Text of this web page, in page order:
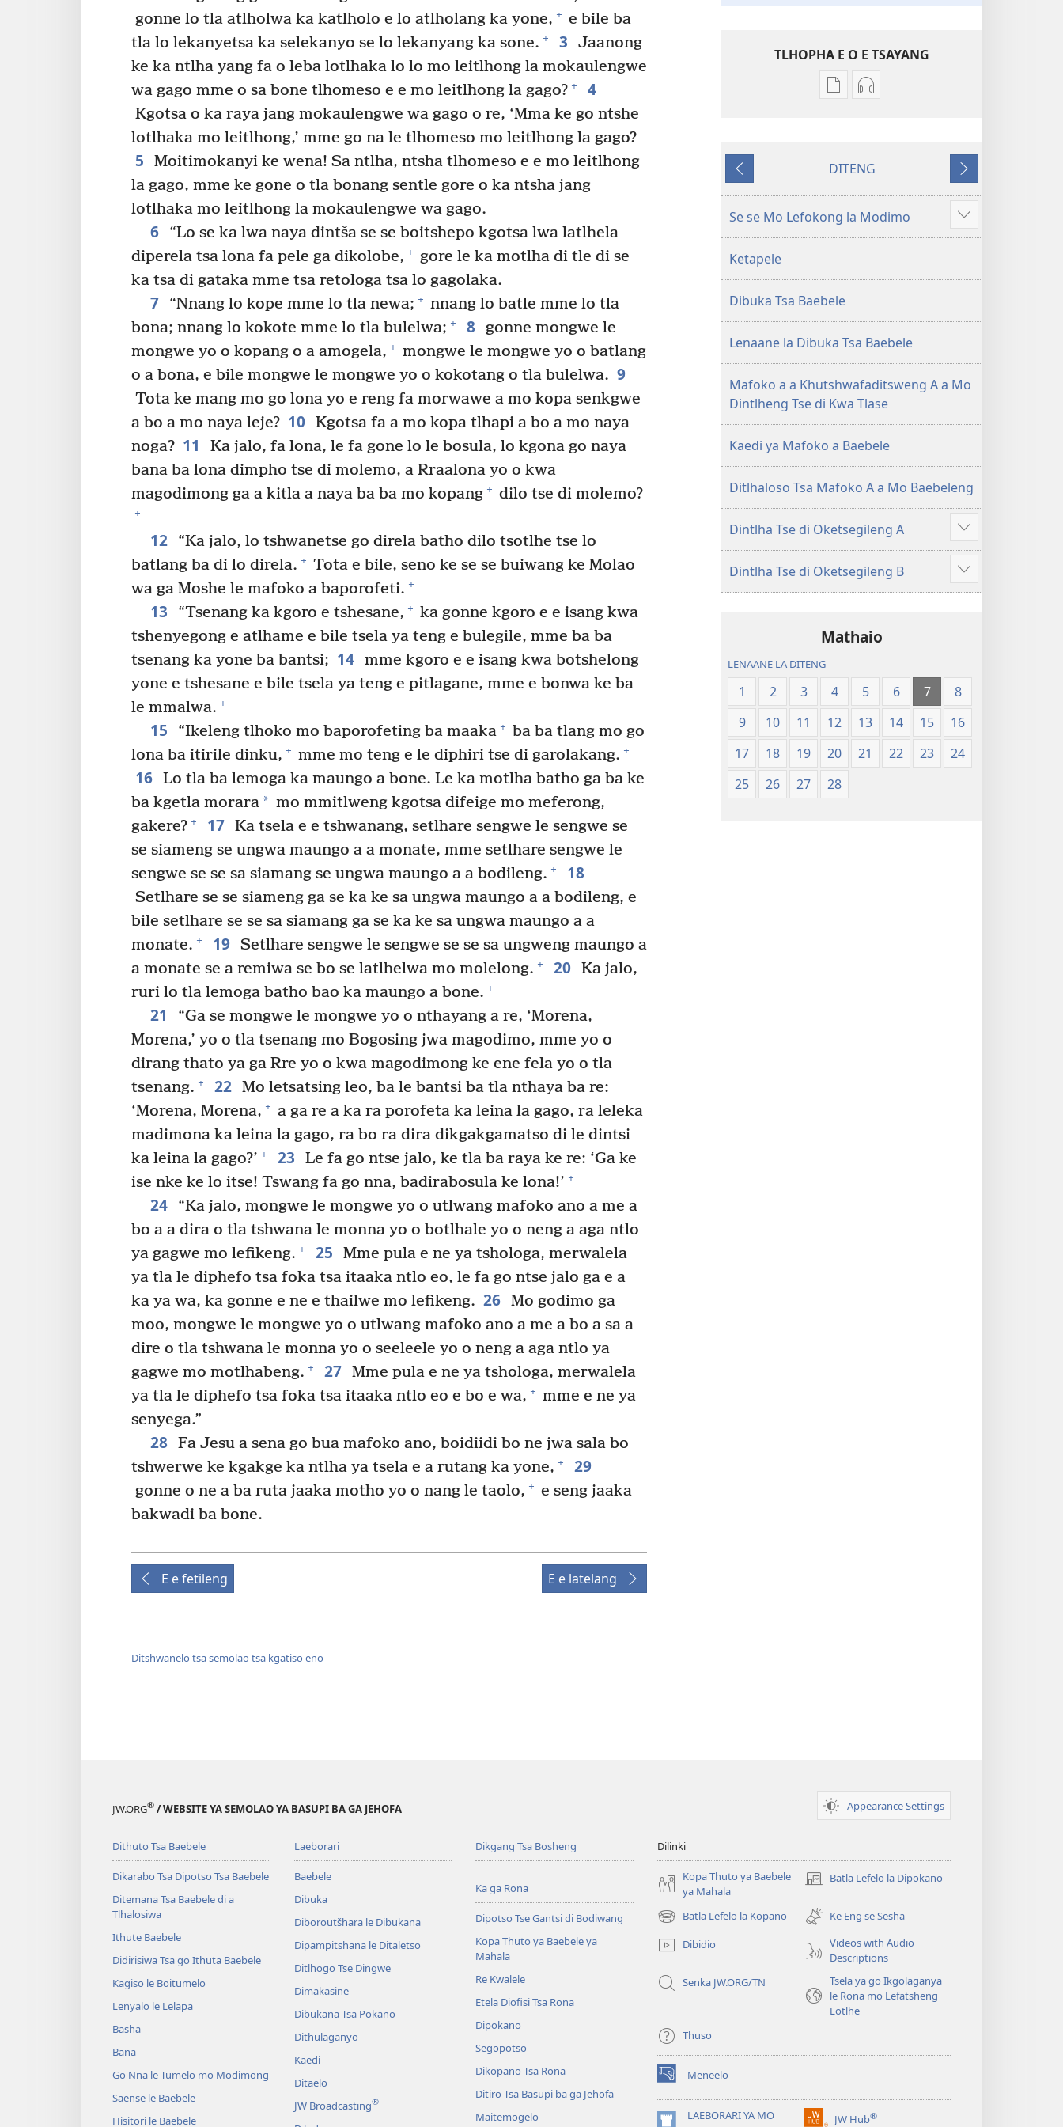
gonne lo tla atlholwa ka katlholo e lo atlholang ka yone, + e bile ba
tla lo lekanyetsa ka selekanyo se lo lekanyang ka sone. + 3
Jaanong
ke ka ntlha yang fa o leba lotlhaka lo lo mo leitlhong la mokaulengwe
wa gago mme o sa bone tlhomeso e e mo leitlhong la gago? + 4
Kgotsa o ka raya jang mokaulengwe wa gago o re, ‘Mma ke go ntshe
lotlhaka mo leitlhong,’ mme go na le tlhomeso mo leitlhong la gago?
5
Moitimokanyi ke wena! Sa ntlha, ntsha tlhomeso e e mo leitlhong
la gago, mme ke gone o tla bonang sentle gore o ka ntsha jang
lotlhaka mo leitlhong la mokaulengwe wa gago.
6
“Lo se ka lwa naya dintša se se boitshepo kgotsa lwa latlhela
diperela tsa lona fa pele ga dikolobe, + gore le ka motlha di tle di se
ka tsa di gataka mme tsa retologa tsa lo gagolaka.
7 “Nnang lo kope mme lo tla newa; + nnang lo batle mme lo tla
bona; nnang lo kokote mme lo tla bulelwa; + 8 gonne mongwe le
mongwe yo o kopang o a amogela, + mongwe le mongwe yo o batlang
o a bona, e bile mongwe le mongwe yo o kokotang o tla bulelwa. 9
Tota ke mang mo go lona yo e reng fa morwawe a mo kopa senkgwe
a bo a mo naya leje? 10 Kgotsa fa a mo kopa tlhapi a bo a mo naya
noga? 11
Ka jalo, fa lona, le fa gone lo le bosula, lo kgona go naya
bana ba lona dimpho tse di molemo, a Rraalona yo o kwa
magodimong ga a kitla a naya ba ba mo kopang + dilo tse di molemo?
+
12
“Ka jalo, lo tshwanetse go direla batho dilo tsotlhe tse lo
batlang ba di lo direla. + Tota e bile, seno ke se se buiwang ke Molao
wa ga Moshe le mafoko a baporofeti. +
13 “Tsenang ka kgoro e tshesane, + ka gonne kgoro e e isang kwa
tshenyegong e atlhame e bile tsela ya teng e bulegile, mme ba ba
tsenang ka yone ba bantsi; 14 mme kgoro e e isang kwa botshelong
yone e tshesane e bile tsela ya teng e pitlagane, mme e bonwa ke ba
le mmalwa. +
15 “Ikeleng tlhoko mo baporofeting ba maaka + ba ba tlang mo go
lona ba itirile dinku, + mme mo teng e le diphiri tse di garolakang. +
16 Lo tla ba lemoga ka maungo a bone. Le ka motlha batho ga ba ke
ba kgetla morara* mo mmitlweng kgotsa difeige mo meferong,
gakere? + 17 Ka tsela e e tshwanang, setlhare sengwe le sengwe se
se siameng se ungwa maungo a a monate, mme setlhare sengwe le
sengwe se se sa siamang se ungwa maungo a a bodileng. + 18
Setlhare se se siameng ga se ka ke sa ungwa maungo a a bodileng, e
bile setlhare se se sa siamang ga se ka ke sa ungwa maungo a a
monate. + 19 Setlhare sengwe le sengwe se se sa ungweng maungo a
a monate se a remiwa se bo se latlhelwa mo molelong. + 20 Ka jalo,
ruri lo tla lemoga batho bao ka maungo a bone. +
21
“Ga se mongwe le mongwe yo o nthayang a re, ‘Morena,
Morena,’ yo o tla tsenang mo Bogosing jwa magodimo, mme yo o
dirang thato ya ga Rre yo o kwa magodimong ke ene fela yo o tla
tsenang. + 22 Mo letsatsing leo, ba le bantsi ba tla nthaya ba re:
‘Morena, Morena, + a ga re a ka ra porofeta ka leina la gago, ra leleka
madimona ka leina la gago, ra bo ra dira dikgakgamatso di le dintsi
ka leina la gago?’ + 23
Le fa go ntse jalo, ke tla ba raya ke re: ‘Ga ke
ise nke ke lo itse! Tswang fa go nna, badirabosula ke lona!’ +
24
“Ka jalo, mongwe le mongwe yo o utlwang mafoko ano a me a
bo a a dira o tla tshwana le monna yo o botlhale yo o neng a aga ntlo
ya gagwe mo lefikeng. + 25
Mme pula e ne ya tshologa, merwalela
ya tla le diphefo tsa foka tsa itaaka ntlo eo, le fa go ntse jalo ga e a
ka ya wa, ka gonne e ne e thailwe mo lefikeng. 26 Mo godimo ga
moo, mongwe le mongwe yo o utlwang mafoko ano a me a bo a sa a
dire o tla tshwana le monna yo o seeleele yo o neng a aga ntlo ya
gagwe mo motlhabeng. + 27 Mme pula e ne ya tshologa, merwalela
ya tla le diphefo tsa foka tsa itaaka ntlo eo e bo e wa, + mme e ne ya
senyega.”
28 Fa Jesu a sena go bua mafoko ano, boidiidi bo ne jwa sala bo
tshwerwe ke kgakge ka ntlha ya tsela e a rutang ka yone, + 29
gonne o ne a ba ruta jaaka motho yo o nang le taolo, + e seng jaaka
bakwadi ba bone.
E e fetileng E e latelang
Ditshwanelo tsa semolao tsa kgatiso eno
TLHOPHA E O E TSAYANG
Ditsela
dikgatiso
ileketeroniki
Baebele
ya
Lefatshe
le
Lesha
(E
Tlhabolotswe
ka
Ditsela
dikgatiso
di
rekotilweng
Thanolo
Lefatshe
le
Lesha
(E
Tlhabolotswe
e
fetileng
DITENG
e
latelang
Se se Mo Lefokong la Modimo
Show
more
Ketapele
Dibuka Tsa Baebele
Lenaane la Dibuka Tsa Baebele
Mafoko a a Khutshwafaditsweng A a Mo
Dintlheng Tse di Kwa Tlase
Kaedi ya Mafoko a Baebele
Ditlhaloso Tsa Mafoko A a Mo Baebeleng
Dintlha Tse di Oketsegileng A
Show
more
Dintlha Tse di Oketsegileng B
Show
more
Mathaio
LENAANE LA DITENG
1 2 3 4 5 6 7
8
9
10 11 12 13 14 15
16
17
18 19 20 21 22 23
24
25
26 27 28
JW.ORG® / WEBSITE YA SEMOLAO YA BASUPI BA GA JEHOFA Appearance Settings
Dithuto Tsa Baebele
Dikarabo Tsa Dipotso Tsa Baebele
Ditemana Tsa Baebele di a
Tlhalosiwa
Ithute Baebele
Didirisiwa Tsa go Ithuta Baebele
Kagiso le Boitumelo
Lenyalo le Lelapa
Basha
Bana
Go Nna le Tumelo mo Modimong
Saense le Baebele
Hisitori le Baebele
Laeborari
Baebele
Dibuka
Diboroutšhara le Dibukana
Dipampitshana le Ditaletso
Ditlhogo Tse Dingwe
Dimakasine
Dibukana Tsa Pokano
Dithulaganyo
Kaedi
Ditaelo
JW Broadcasting®
Dikgang Tsa Bosheng
Ka ga Rona
Dipotso Tse Gantsi di Bodiwang
Kopa Thuto ya Baebele ya
Mahala
Re Kwalele
Etela Diofisi Tsa Rona
Dipokano
Segopotso
Dikopano Tsa Rona
Ditiro Tsa Basupi ba ga Jehofa
Maitemogelo
Dilinki
Kopa Thuto ya Baebele
ya Mahala
Batla Lefelo la Dipokano
(e
tsebe
nngwe)
Batla Lefelo la Kopano
(e
bula
tsebe
nngwe)
Ke Eng se Sesha
Dibidio
Videos with Audio
Descriptions
Senka JW.ORG/TN
Tsela ya go Ikgolaganya
le Rona mo Lefatsheng
Lotlhe
Thuso
Meneelo
(e
bula
tsebe
LAEBORARI YA MO
JW Hub®